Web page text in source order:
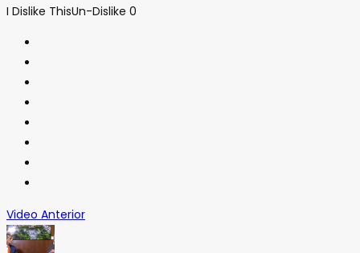
I Dislike ThisUn-Dislike 0
Video Anterior